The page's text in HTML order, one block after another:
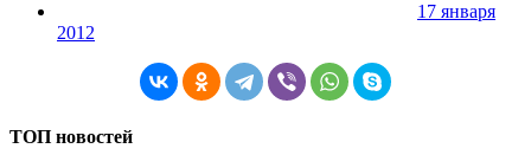
17 января
2012
ТОП новостей